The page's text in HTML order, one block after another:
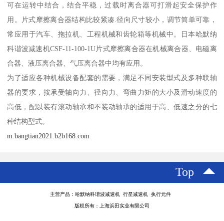
可在运转中结合，结合平稳，过载时离合器可打滑起安全保护作
用。片式摩擦离合器结构比较紧凑.径向尺寸较小，调节简单可靠，
常应用于汽车、拖拉机、工程机械和齿轮箱等机械中。日本哈默纳
科谐波减速机CSF-11-100-1U片式摩擦离合器在机械离合器、电磁离
合器、液压离合器、气压离合器中均有应用。
为了适应各种机械设备配套的需要，满足不同安装型式及多种联轴
器的要求，按承受轴向力、径向力、弯曲力矩的大小及滑动速度的
高低，配以装有滚动轴承和不装动轴承的适用于高、低速之分的七
种结构型式。
m.bangtian2021.b2b168.com
Top
主营产品：哈默纳科谐波减速机 行星减速机 执行元件
版权所有：上海浜田实业有限公司